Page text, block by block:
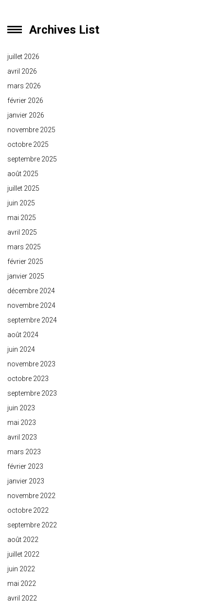
Archives List
juillet 2026
avril 2026
mars 2026
février 2026
janvier 2026
novembre 2025
octobre 2025
septembre 2025
août 2025
juillet 2025
juin 2025
mai 2025
avril 2025
mars 2025
février 2025
janvier 2025
décembre 2024
novembre 2024
septembre 2024
août 2024
juin 2024
novembre 2023
octobre 2023
septembre 2023
juin 2023
mai 2023
avril 2023
mars 2023
février 2023
janvier 2023
novembre 2022
octobre 2022
septembre 2022
août 2022
juillet 2022
juin 2022
mai 2022
avril 2022